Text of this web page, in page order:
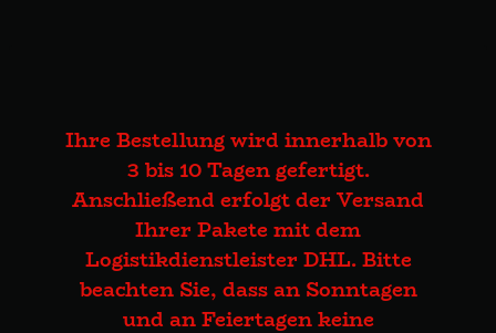
Ihre Bestellung wird innerhalb von
3 bis 10 Tagen gefertigt.
Anschließend erfolgt der Versand
Ihrer Pakete mit dem
Logistikdienstleister DHL. Bitte
beachten Sie, dass an Sonntagen
und an Feiertagen keine